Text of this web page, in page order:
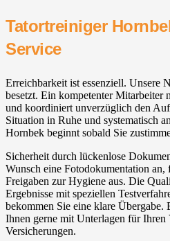
Tatortreiniger
Service
Erreichbarkeit ist essenziell. Unsere
besetzt. Ein kompetenter Mitarbeiter
und koordiniert unverzüglich den
Situation in Ruhe und systematisch
Hornbek beginnt sobald Sie
Sicherheit durch lückenlose
Wunsch eine Fotodokumentation
Freigaben zur Hygiene aus. Die
Ergebnisse mit speziellen
bekommen Sie eine klare
Ihnen gerne mit Unterlagen für Ihren
Versicherungen.